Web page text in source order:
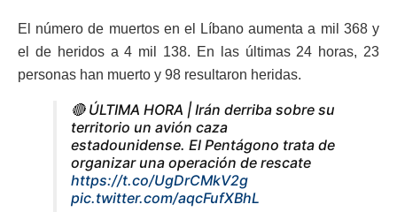
El número de muertos en el Líbano aumenta a mil 368 y
el de heridos a 4 mil 138. En las últimas 24 horas, 23
personas han muerto y 98 resultaron heridas.
🔴 ÚLTIMA HORA | Irán derriba sobre su
territorio un avión caza
estadounidense. El Pentágono trata de
organizar una operación de rescate
https://t.co/UgDrCMkV2g
pic.twitter.com/aqcFufXBhL